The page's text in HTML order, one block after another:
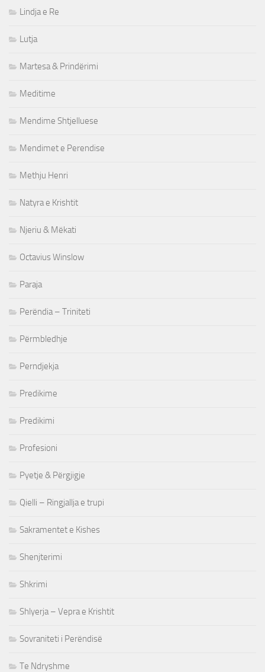
Lindja e Re
Lutja
Martesa & Prindërimi
Meditime
Mendime Shtjelluese
Mendimet e Perendise
Methju Henri
Natyra e Krishtit
Njeriu & Mëkati
Octavius Winslow
Paraja
Perëndia – Triniteti
Përmbledhje
Perndjekja
Predikime
Predikimi
Profesioni
Pyetje & Përgjigje
Qielli – Ringjallja e trupi
Sakramentet e Kishes
Shenjterimi
Shkrimi
Shlyerja – Vepra e Krishtit
Sovraniteti i Perëndisë
Te Ndryshme